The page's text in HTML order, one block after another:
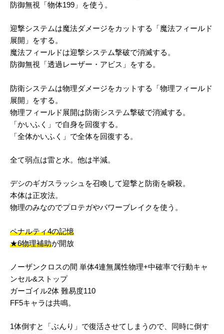
防御無視「物体199」を使う。
迎撃システムは魔法ダメージをカットする「魔法フィールド
展開」をする。
魔法フィールドは迎撃システム撃破で消滅する。
防御無視「透過レーザー・アビス」をする。
防衛システムは物理ダメージをカットする「物理フィールド
展開」をする。
物理フィールド展開は防衛システム撃破で消滅する。
「かいふく」で自身を回復する。
「全体かいふく」で全体を回復する。
全て弱点は雷と水。他は半減。
デシのギガスラッシュを召喚して迎撃と防衛を瞬殺。
本体は正攻法。
物理のみなのでプロテガやパワーブレイクを使う。
ペナルティ4の記憶
★6物理補助が開放
ノーザンクロスの間 単体4連無属性物理+中確率で行動キャ
ンセル&ストップ
ガーゴイル2体 難易度110
FF5キャラは共鳴。
1体倒すと「ぶんり」で復活させてしまうので、同時に倒す